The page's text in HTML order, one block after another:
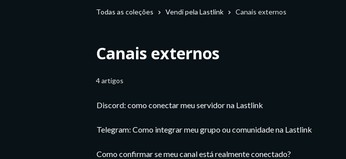
Todas as coleções Vendi pela Lastlink Canais externos
Canais externos
4 artigos
Discord: como conectar meu servidor na Lastlink
Telegram: Como integrar meu grupo ou comunidade na Lastlink
Como confirmar se meu canal está realmente conectado?